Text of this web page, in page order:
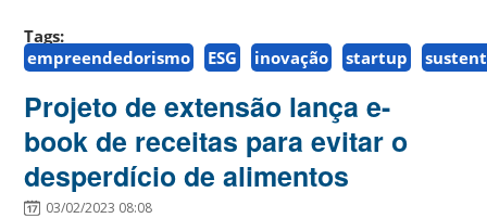
Tags:
empreendedorismo
ESG inovação startup
Projeto de extensão lança e-
book de receitas para evitar o
desperdício de alimentos
03/02/2023 08:08